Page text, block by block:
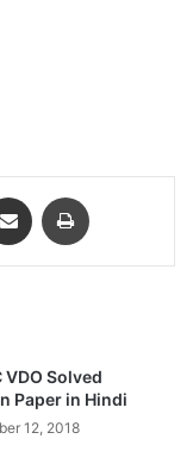
Share via Email
VDO Solved
Paper in Hindi
12, 2018